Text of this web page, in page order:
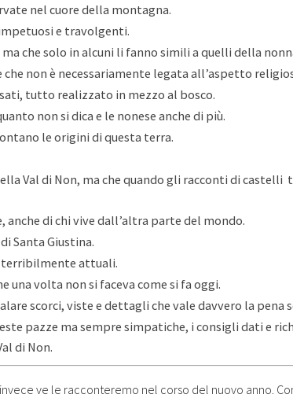
nel cuore della montagna.
e travolgenti.
che solo in alcuni li fanno simili a quelli della
che non è necessariamente legata all’aspetto
tutto realizzato in mezzo al bosco.
non si dica e le nonese anche di più.
le origini di questa terra.
Val di Non, ma che quando gli racconti di castelli
anche di chi vive dall’altra parte del mondo.
Santa Giustina.
terribilmente attuali.
una volta non si faceva come si fa oggi.
scorci, viste e dettagli che vale davvero la pena
pazze ma sempre simpatiche, i consigli dati e
di Non.
ve le racconteremo nel corso del nuovo anno.